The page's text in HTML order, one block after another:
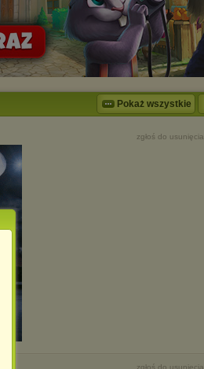
Pokaż wszystkie
zgłoś do usunięcia
zgłoś do usunięcia